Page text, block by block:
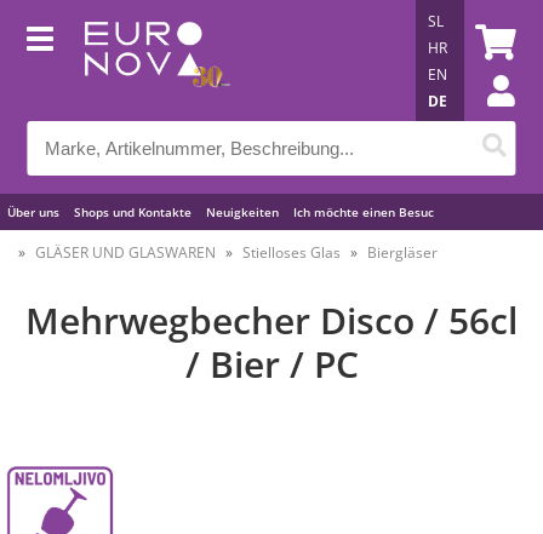
Über uns Shops und Kontakte Neuigkeiten Ich möchte einen Besuc
Nützliche Tipps
SL
HR
EN
DE
GLÄSER UND GLASWAREN Stielloses Glas Biergläser
Mehrwegbecher Disco / 56cl
/ Bier / PC